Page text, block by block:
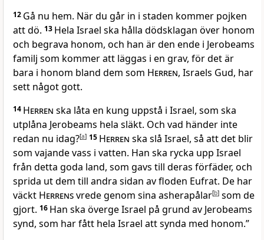
12 Gå nu hem. När du går in i staden kommer pojken
att dö. 13 Hela Israel ska hålla dödsklagan över honom
och begrava honom, och han är den ende i Jerobeams
familj som kommer att läggas i en grav, för det är
bara i honom bland dem som Herren, Israels Gud, har
sett något gott.
14 Herren ska låta en kung uppstå i Israel, som ska
utplåna Jerobeams hela släkt. Och vad händer inte
redan nu idag?[a] 15 Herren ska slå Israel, så att det blir
som vajande vass i vatten. Han ska rycka upp Israel
från detta goda land, som gavs till deras förfäder, och
sprida ut dem till andra sidan av floden Eufrat. De har
väckt Herrensvrede genom sina asherapålar[b] som de
gjort. 16 Han ska överge Israel på grund av Jerobeams
synd, som har fått hela Israel att synda med honom.”